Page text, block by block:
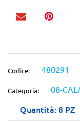
Codice: 480291
Categoria: 08-
Quantità: 8 PZ